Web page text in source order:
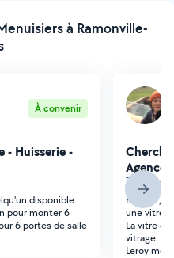
à Ramonville-
À convenir
- Huisserie -
disponible
pour monter 6
6 portes de salle
Toulouse
Bonjour,
une vitre
La vitre
vitrage. Je
Leroy